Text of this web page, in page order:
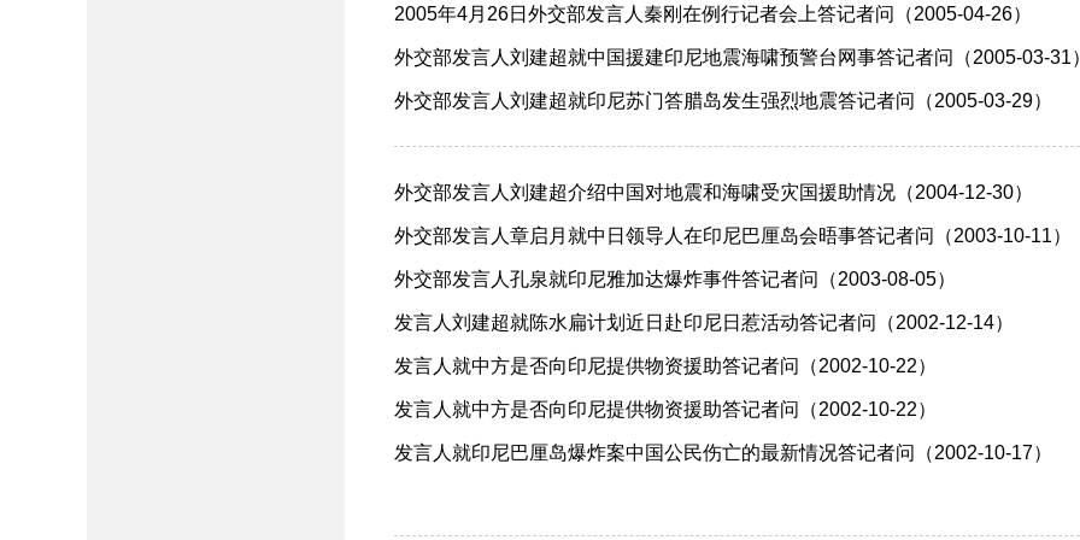
2005年4月26日外交部发言人秦刚在例行记者会上答记者问（2005-04-26）
外交部发言人刘建超就中国援建印尼地震海啸预警台网事答记者问（2005-03-31
外交部发言人刘建超就印尼苏门答腊岛发生强烈地震答记者问（2005-03-29）
外交部发言人刘建超介绍中国对地震和海啸受灾国援助情况（2004-12-30）
外交部发言人章启月就中日领导人在印尼巴厘岛会晤事答记者问（2003-10-11）
外交部发言人孔泉就印尼雅加达爆炸事件答记者问（2003-08-05）
发言人刘建超就陈水扁计划近日赴印尼日惹活动答记者问（2002-12-14）
发言人就中方是否向印尼提供物资援助答记者问（2002-10-22）
发言人就中方是否向印尼提供物资援助答记者问（2002-10-22）
发言人就印尼巴厘岛爆炸案中国公民伤亡的最新情况答记者问（2002-10-17）